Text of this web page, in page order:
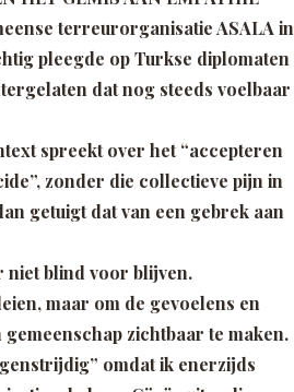
terreurorganisatie ASALA in
pleegde op Turkse diplomaten
dat nog steeds voelbaar
spreekt over het“accepteren
zonder die collectieve pijn in
getuigt dat van een gebrek aan
niet blind voor blijven.
maar om de gevoelens en
zichtbaar te maken.
omdat ik enerzijds